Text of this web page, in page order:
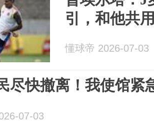
引，和他共
懂球帝 2026-07-03
尽快撤离！我使馆紧
07-03